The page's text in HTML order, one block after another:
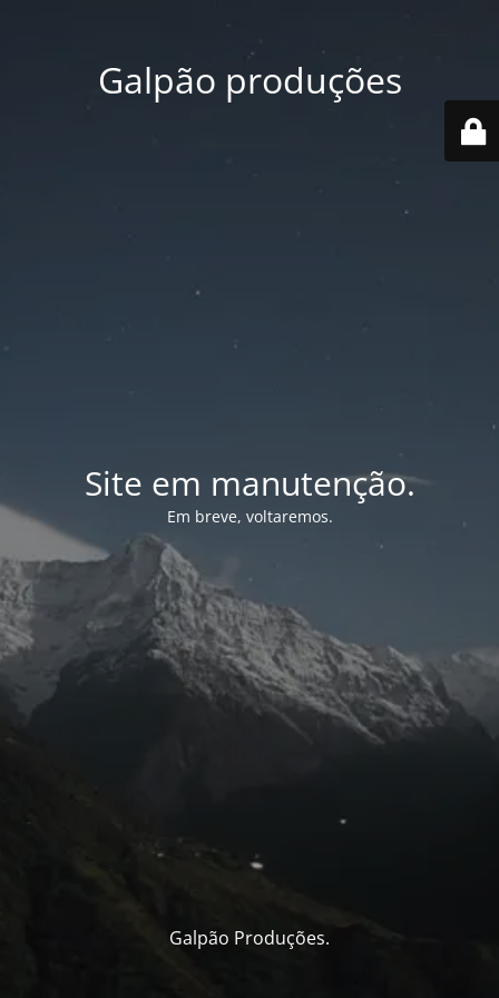
Galpão produções
Site em manutenção.
Em breve, voltaremos.
Galpão Produções.